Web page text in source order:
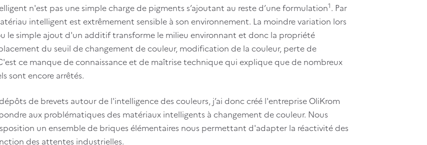
n'est pas une simple charge de pigments s’ajoutant au reste d’une formulation1. Par
intelligent est extrêmement sensible à son environnement. La moindre variation lors
le simple ajout d'un additif transforme le milieu environnant et donc la propriété
du seuil de changement de couleur, modification de la couleur, perte de
ce manque de connaissance et de maîtrise technique qui explique que de nombreux
sont encore arrêtés.
de brevets autour de l'intelligence des couleurs, j’ai donc créé l'entreprise OliKrom
aux problématiques des matériaux intelligents à changement de couleur. Nous
un ensemble de briques élémentaires nous permettant d'adapter la réactivité des
des attentes industrielles.